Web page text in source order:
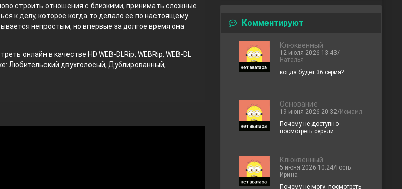
строить отношения с близкими, принимать сложные
к делу, которое когда то делало ее по настоящему
непростым, но впервые за долгое время она
онлайн в качестве HD WEB-DLRip, WEBRip, WEB-DL
Любительский двухголосый, Дублированный,
Комментируют
Клюквенный
12 июля 2026 13:43/
Наталья
когда будет 36 серия?
Основание
19 июня 2026 20:32/Исмаил
Почему не доступно
посмотреть серяли
Клюквенный
5 июня 2026 10:24/Гость
Ирина
Почему не могу посмотреть